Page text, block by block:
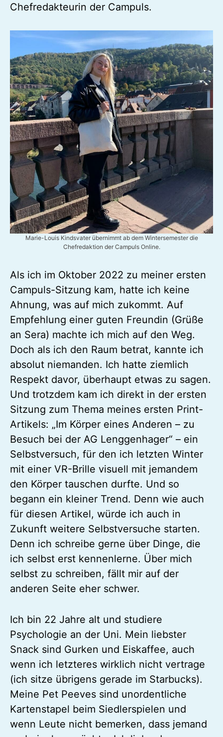
Chefredakteurin der Campuls.
Marie-Louis Kindsvater übernimmt ab dem Wintersemester die
Chefredaktion der Campuls Online.
Als ich im Oktober 2022 zu meiner ersten
Campuls-Sitzung kam, hatte ich keine
Ahnung, was auf mich zukommt. Auf
Empfehlung einer guten Freundin (Grüße
an Sera) machte ich mich auf den Weg.
Doch als ich den Raum betrat, kannte ich
absolut niemanden. Ich hatte ziemlich
Respekt davor, überhaupt etwas zu sagen.
Und trotzdem kam ich direkt in der ersten
Sitzung zum Thema meines ersten Print-
Artikels: „Im Körper eines Anderen – zu
Besuch bei der AG Lenggenhager“ – ein
Selbstversuch, für den ich letzten Winter
mit einer VR-Brille visuell mit jemandem
den Körper tauschen durfte. Und so
begann ein kleiner Trend. Denn wie auch
für diesen Artikel, würde ich auch in
Zukunft weitere Selbstversuche starten.
Denn ich schreibe gerne über Dinge, die
ich selbst erst kennenlerne. Über mich
selbst zu schreiben, fällt mir auf der
anderen Seite eher schwer.
Ich bin 22 Jahre alt und studiere
Psychologie an der Uni. Mein liebster
Snack sind Gurken und Eiskaffee, auch
wenn ich letzteres wirklich nicht vertrage
(ich sitze übrigens gerade im Starbucks).
Meine Pet Peeves sind unordentliche
Kartenstapel beim Siedlerspielen und
wenn Leute nicht bemerken, dass jemand